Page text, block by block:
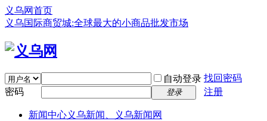
义乌网首页
义乌国际商贸城:全球最大的小商品批发市场
自动登录 找回密码
密码
登录 注册
新闻中心义乌新闻、义乌新闻网